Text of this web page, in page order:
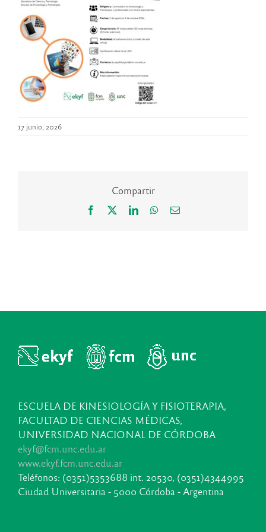
17 junio, 2026
Compartir
Facebook LinkedInWhatsApp
Correo
ESCUELA DE KINESIOLOGÍA Y FISIOTERAPIA,
FACULTAD DE CIENCIAS MÉDICAS,
UNIVERSIDAD NACIONAL DE CÓRDOBA
ekyf@fcm.unc.edu.ar
www.ekyf.fcm.unc.edu.ar
Teléfonos: (0351)5353688 int. 20530, (0351)4344995
Ciudad Universitaria - 5000 Córdoba - Argentina